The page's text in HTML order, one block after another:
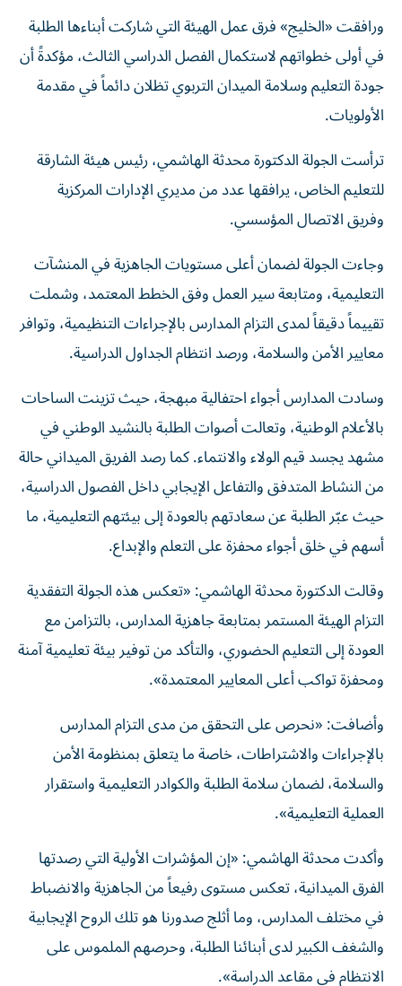
ورافقت «الخليج» فرق عمل الهيئة التي شاركت أبناءها الطلبة
في أولى خطواتهم لاستكمال الفصل الدراسي الثالث، مؤكدةً أن
جودة التعليم وسلامة الميدان التربوي تظلان دائماً في مقدمة
الأولويات.
ترأست الجولة الدكتورة محدثة الهاشمي، رئيس هيئة الشارقة
للتعليم الخاص، يرافقها عدد من مديري الإدارات المركزية
وفريق الاتصال المؤسسي.
وجاءت الجولة لضمان أعلى مستويات الجاهزية في المنشآت
التعليمية، ومتابعة سير العمل وفق الخطط المعتمد، وشملت
تقييماً دقيقاً لمدى التزام المدارس بالإجراءات التنظيمية، وتوافر
معايير الأمن والسلامة، ورصد انتظام الجداول الدراسية.
وسادت المدارس أجواء احتفالية مبهجة، حيث تزينت الساحات
بالأعلام الوطنية، وتعالت أصوات الطلبة بالنشيد الوطني في
مشهد يجسد قيم الولاء والانتماء. كما رصد الفريق الميداني حالة
من النشاط المتدفق والتفاعل الإيجابي داخل الفصول الدراسية،
حيث عبّر الطلبة عن سعادتهم بالعودة إلى بيئتهم التعليمية، ما
أسهم في خلق أجواء محفزة على التعلم والإبداع.
وقالت الدكتورة محدثة الهاشمي: «تعكس هذه الجولة التفقدية
التزام الهيئة المستمر بمتابعة جاهزية المدارس، بالتزامن مع
العودة إلى التعليم الحضوري، والتأكد من توفير بيئة تعليمية آمنة
ومحفزة تواكب أعلى المعايير المعتمدة».
وأضافت: «نحرص على التحقق من مدى التزام المدارس
بالإجراءات والاشتراطات، خاصة ما يتعلق بمنظومة الأمن
والسلامة، لضمان سلامة الطلبة والكوادر التعليمية واستقرار
العملية التعليمية».
وأكدت محدثة الهاشمي: «إن المؤشرات الأولية التي رصدتها
الفرق الميدانية، تعكس مستوى رفيعاً من الجاهزية والانضباط
في مختلف المدارس، وما أثلج صدورنا هو تلك الروح الإيجابية
والشغف الكبير لدى أبنائنا الطلبة، وحرصهم الملموس على
الانتظام في مقاعد الدراسة».